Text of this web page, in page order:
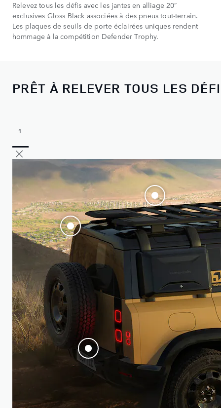
Relevez tous les défis avec les jantes en alliage 20”
exclusives Gloss Black associées à des pneus tout-terrain.
Les plaques de seuils de porte éclairées uniques rendent
hommage à la compétition Defender Trophy.
PRÊT À RELEVER TOUS LES
1